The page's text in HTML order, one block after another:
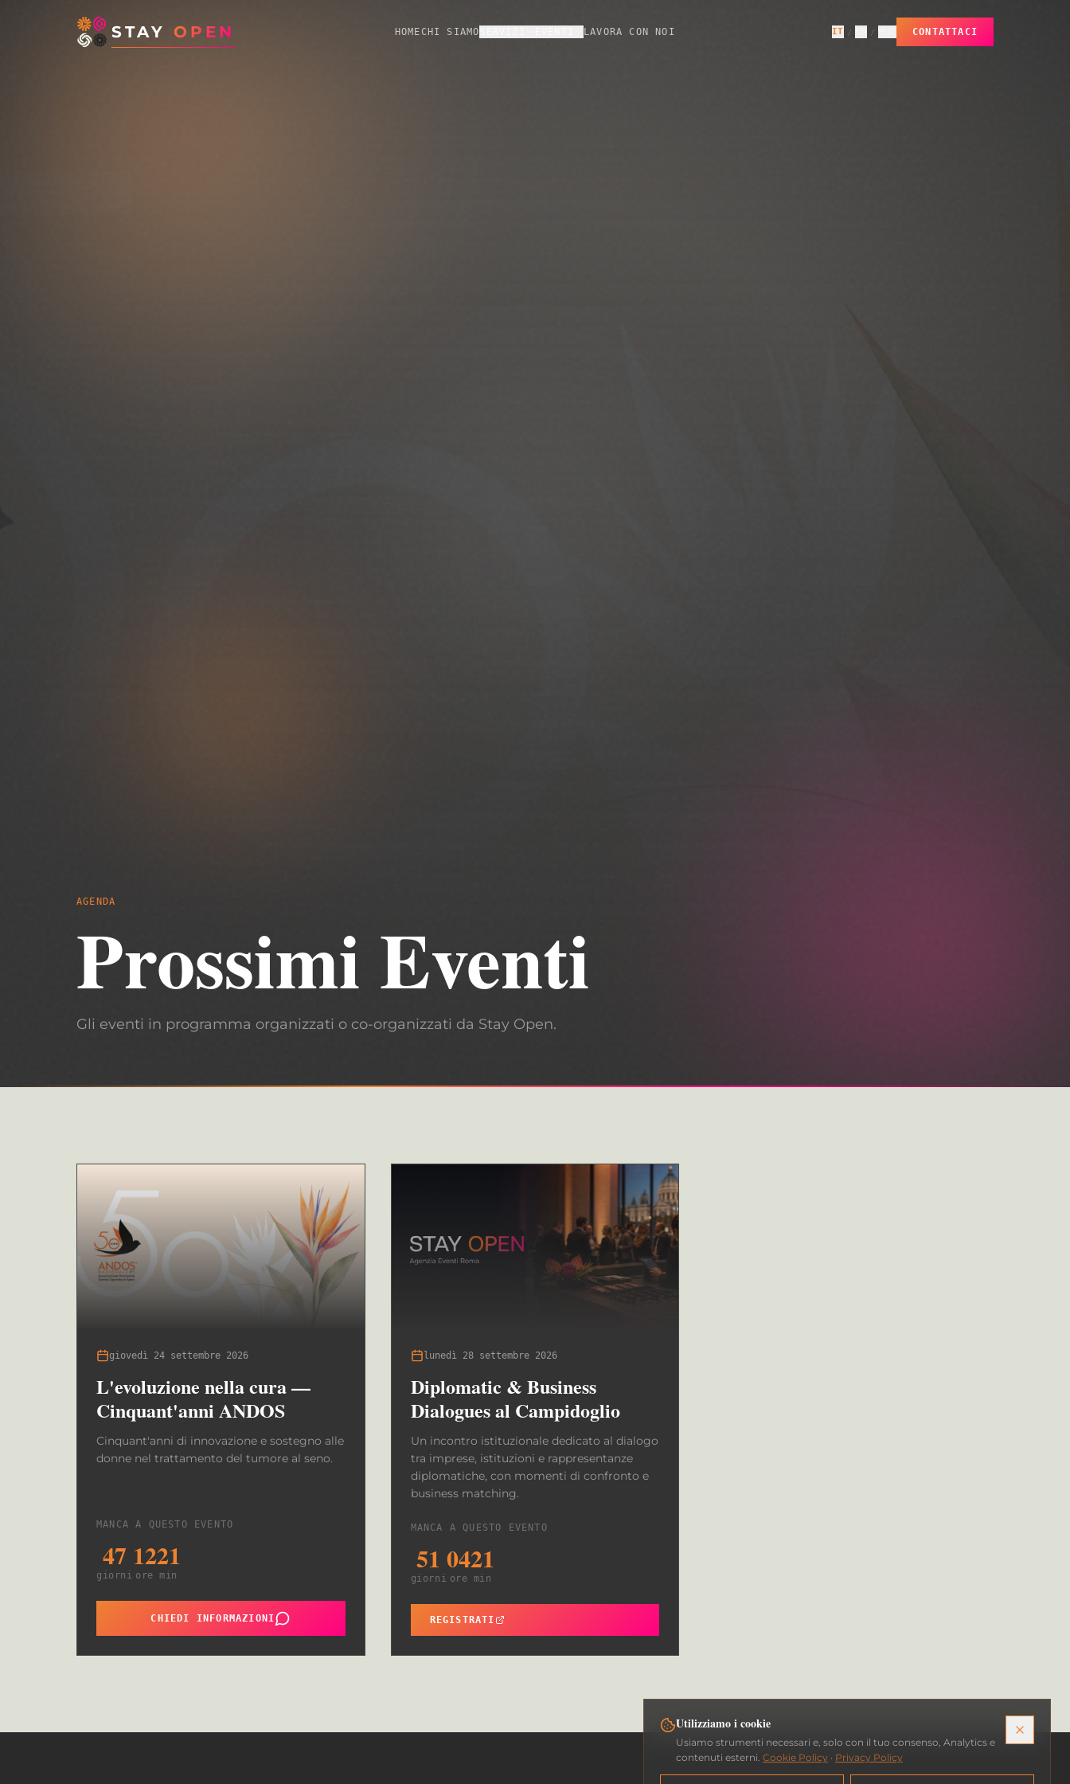
STAY OPEN HOME CHI SIAMO LAVORA CON NOI IT / / CONTATTACI
AGENDA
Prossimi Eventi
Gli eventi in programma organizzati o co-organizzati da Stay Open.
giovedì 24 settembre 2026
L'evoluzione nella cura —
Cinquant'anni ANDOS
Cinquant'anni di innovazione e sostegno alle
donne nel trattamento del tumore al seno.
MANCA A QUESTO EVENTO
47
giorni
12
ore
21
min
CHIEDI INFORMAZIONI
lunedì 28 settembre 2026
Diplomatic & Business
Dialogues al Campidoglio
Un incontro istituzionale dedicato al dialogo
tra imprese, istituzioni e rappresentanze
diplomatiche, con momenti di confronto e
business matching.
MANCA A QUESTO EVENTO
51
giorni
04
ore
21
min
REGISTRATI
Utilizziamo i cookie
Usiamo strumenti necessari e, solo con il tuo consenso, Analytics e
contenuti esterni. Cookie Policy · Privacy Policy